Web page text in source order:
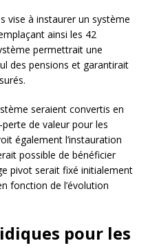
vise à instaurer un système
ainsi les 42
permettrait une
des pensions et garantirait
seraient convertis en
de valeur pour les
également l’instauration
possible de bénéficier
pivot serait fixé initialement
fonction de l’évolution
pour les